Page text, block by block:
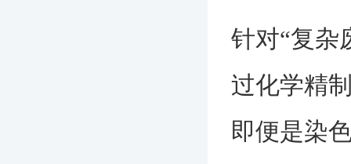
针对“复杂
过化学精
即便是染